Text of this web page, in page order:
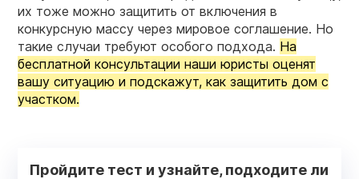
их тоже можно защитить от включения в
конкурсную массу через мировое соглашение. Но
такие случаи требуют особого подхода. На
бесплатной консультации наши юристы оценят
вашу ситуацию и подскажут, как защитить дом с
участком.
Пройдите тест и узнайте, подходите ли